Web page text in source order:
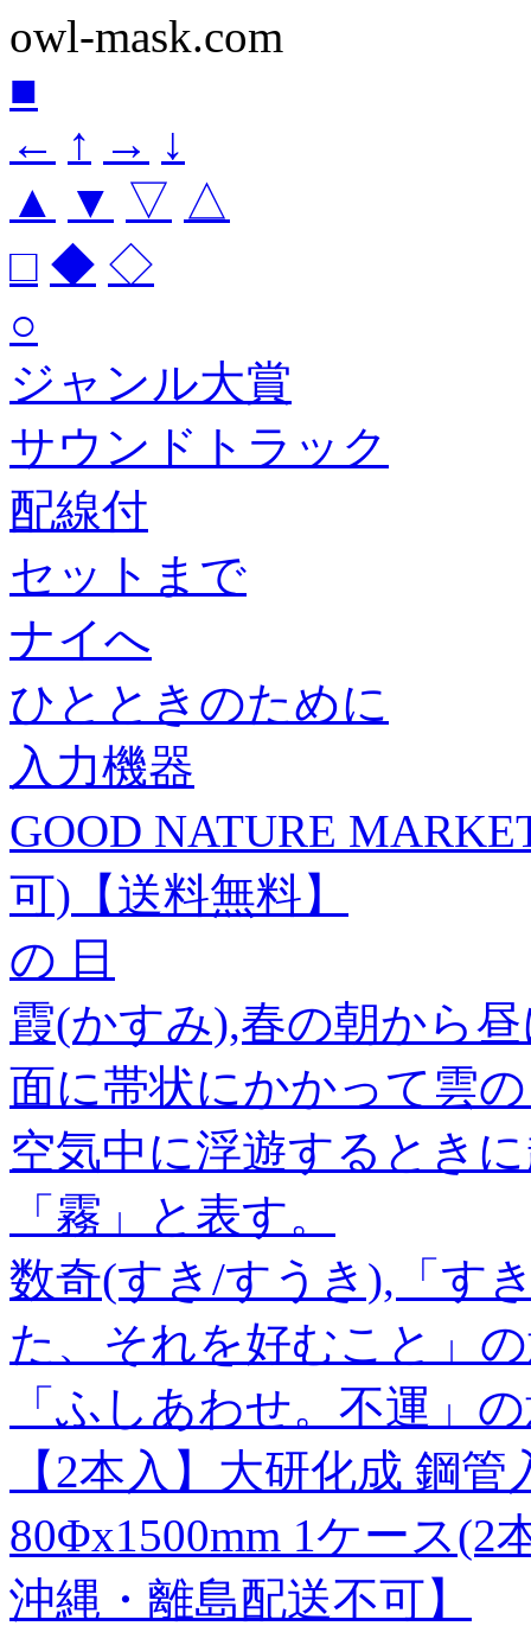
owl-mask.com
■
← ↑ → ↓
▲
▼ ▽ △
□ ◆ ◇
○
ジャンル大賞
サウンドトラック
配線付
セットまで
ナイへ
ひとときのために
入力機器
GOOD NATURE
可)【送料無料】
の 日
霞(かすみ),春の朝から
面に帯状にかかって雲
空気中に浮遊するとき
「霧」と表す。
数奇(すき/すうき),「す
た、それを好むこと」
「ふしあわせ。不運」
【2本入】大研化成 鋼管
80Φx1500mm 1ケース(2
沖縄・離島配送不可】